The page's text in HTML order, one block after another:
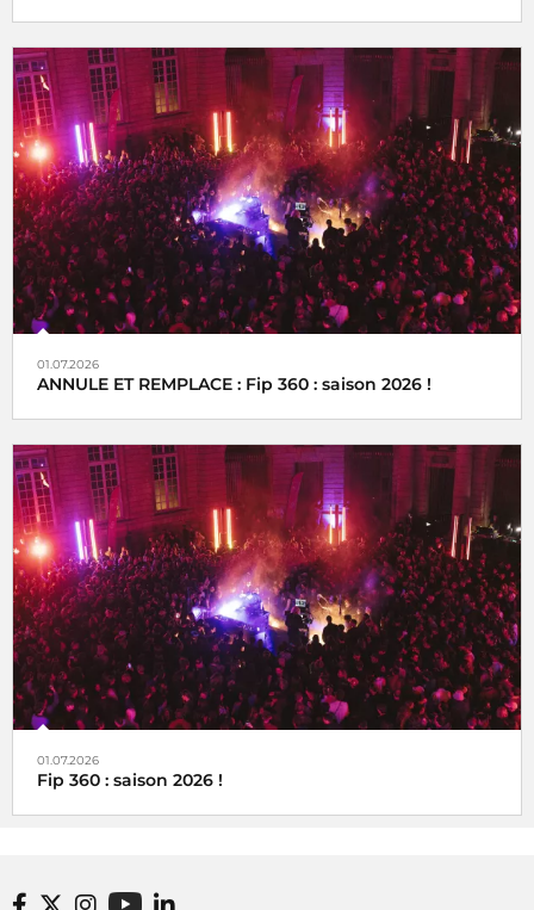
01.07.2026
ANNULE ET REMPLACE : Fip 360 : saison 2026 !
01.07.2026
Fip 360 : saison 2026 !